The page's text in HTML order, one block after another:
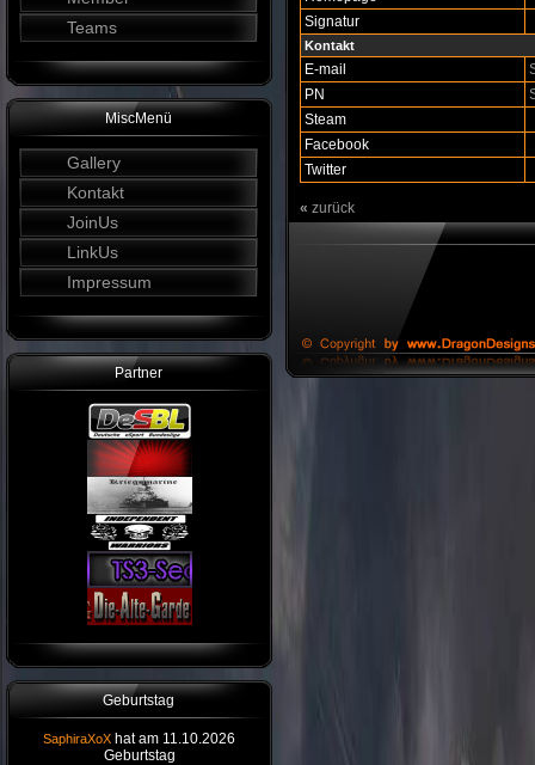
Teams
MiscMenü
Gallery
Kontakt
JoinUs
LinkUs
Impressum
Partner
Geburtstag
SaphiraXoX hat am 11.10.2026
Geburtstag
Signatur
Kontakt
E-mail
PN
Steam
Facebook
Twitter
« zurück